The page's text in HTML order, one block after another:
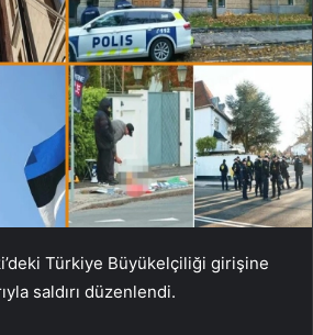
Türkiye Büyükelçiliği girişine
saldırı düzenlendi.